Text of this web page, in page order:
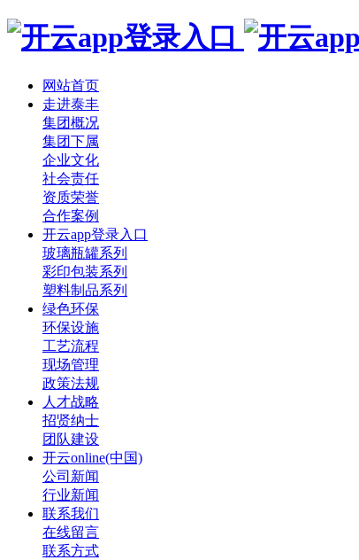
网站首页
走进泰丰
集团概况
集团下属
企业文化
社会责任
资质荣誉
合作案例
开云app登录入口
玻璃瓶罐系列
彩印包装系列
塑料制品系列
绿色环保
环保设施
工艺流程
现场管理
政策法规
人才战略
招贤纳士
团队建设
开云online(中国)
公司新闻
行业新闻
联系我们
在线留言
联系方式